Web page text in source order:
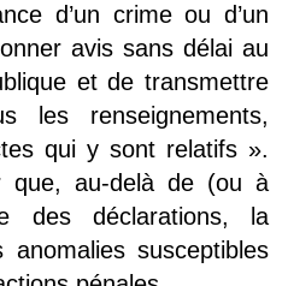
d’un crime ou d’un
avis sans délai au
et de transmettre
les renseignements,
qui y sont relatifs ».
que, au-delà de (ou à
des déclarations, la
susceptibles